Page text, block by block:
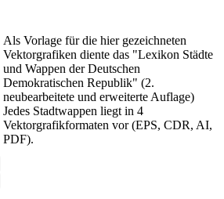
Als Vorlage für die hier gezeichneten
Vektorgrafiken diente das "Lexikon Städte
und Wappen der Deutschen
Demokratischen Republik" (2.
neubearbeitete und erweiterte Auflage)
Jedes Stadtwappen liegt in 4
Vektorgrafikformaten vor (EPS, CDR, AI,
PDF).